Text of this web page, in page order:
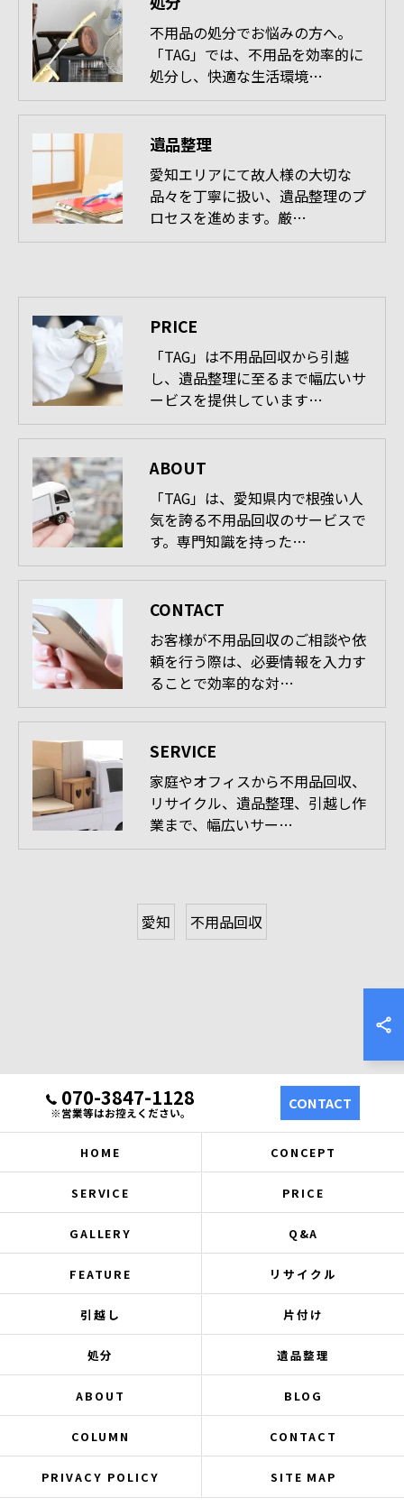
不用品の処分でお悩みの方へ。
「TAG」では、不用品を効率的に
処分し、快適な生活環境…
遺品整理
愛知エリアにて故人様の大切な
品々を丁寧に扱い、遺品整理のプ
ロセスを進めます。厳…
PRICE
「TAG」は不用品回収から引越
し、遺品整理に至るまで幅広いサ
ービスを提供しています…
ABOUT
「TAG」は、愛知県内で根強い人
気を誇る不用品回収のサービスで
す。専門知識を持った…
CONTACT
お客様が不用品回収のご相談や依
頼を行う際は、必要情報を入力す
ることで効率的な対…
SERVICE
家庭やオフィスから不用品回収、
リサイクル、遺品整理、引越し作
業まで、幅広いサー…
愛知 不用品回収
070-3847-1128
※営業等はお控えください。
CONTACT
HOME CONCEPT
SERVICE PRICE
GALLERY Q&A
FEATURE リサイクル
引越し 片付け
処分 遺品整理
ABOUT BLOG
COLUMN CONTACT
PRIVACY POLICY SITE MAP